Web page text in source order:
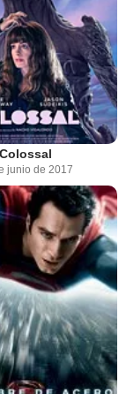
Colossal
junio de 2017